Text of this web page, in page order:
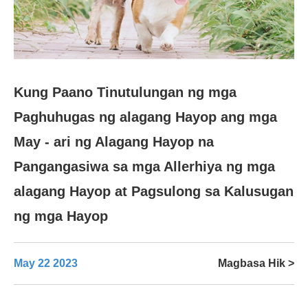
Kung Paano Tinutulungan ng mga
Paghuhugas ng alagang Hayop ang mga
May - ari ng Alagang Hayop na
Pangangasiwa sa mga Allerhiya ng mga
alagang Hayop at Pagsulong sa Kalusugan
ng mga Hayop
May 22 2023 Magbasa Hik >